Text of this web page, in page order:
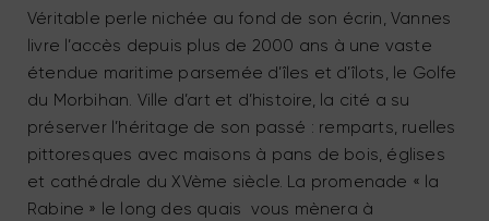
Véritable perle nichée au fond de son écrin, Vannes
livre l’accès depuis plus de 2000 ans à une vaste
étendue maritime parsemée d’îles et d’îlots, le Golfe
du Morbihan. Ville d’art et d’histoire, la cité a su
préserver l’héritage de son passé : remparts, ruelles
pittoresques avec maisons à pans de bois, églises
et cathédrale du XVème siècle. La promenade « la
Rabine » le long des quais vous mènera à